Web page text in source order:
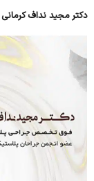
دکتر مجید نداف کرمانی